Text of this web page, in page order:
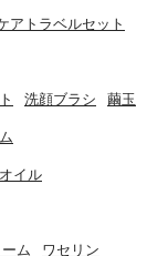
アトラベルセット
洗顔ブラシ 繭玉
イル
ム ワセリン